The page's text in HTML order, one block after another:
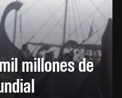
millones de